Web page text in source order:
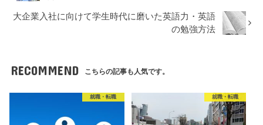
大企業入社に向けて学生時代に磨いた英語力・英語
の勉強方法
RECOMMEND こちらの記事も人気です。
就職・転職 就職・転職